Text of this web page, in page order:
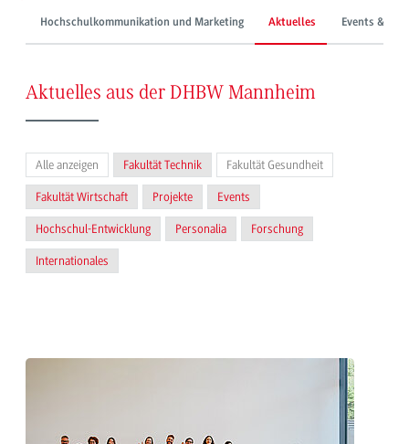
Hochschulkommunikation und Marketing Aktuelles Events &
Aktuelles aus der DHBW Mannheim
Alle anzeigen Fakultät Technik Fakultät Gesundheit
Fakultät Wirtschaft Projekte Events
Hochschul-Entwicklung Personalia Forschung
Internationales